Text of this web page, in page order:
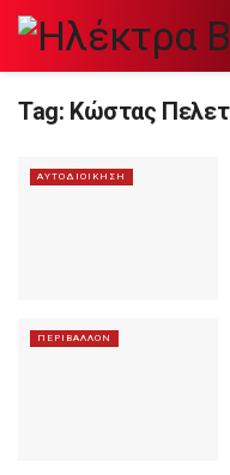
Tag: Κώστας
ΑΥΤΟΔΙΟΙΚΗΣΗ
ΠΕΡΙΒΑΛΛΟΝ